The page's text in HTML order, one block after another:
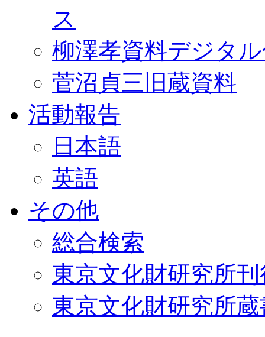
ス
柳澤孝資料デジタ
菅沼貞三旧蔵資料
活動報告
日本語
英語
その他
総合検索
東京文化財研究所
東京文化財研究所